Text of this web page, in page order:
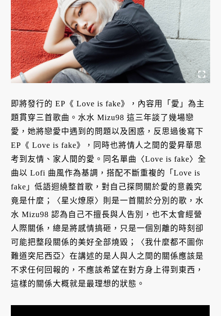
即將發行的 EP《 Love is fake》，內容用「愛」為主
題貫穿三首歌曲。水水 Mizu98 這三年談了幾場戀
愛，她將戀愛中遇到的問題以及困惑，反思過後寫下
EP《 Love is fake》，同時也將情人之間的愛昇華思
考到友情、家人間的愛。同名單曲〈Love is fake〉全
曲以 Lofi 曲風作為基調，搭配不斷重複的「Love is
fake」低語迴繞整首歌，對自己探問關於愛的意義究
竟是什麼；〈星火燎原〉則是一首關於分別的歌，水
水 Mizu98 認為自己不擅長與人告別，也不太會經營
人際關係，總是將感情搞砸，只是一個別離的時刻卻
可能把整段關係的美好全部燒毀；〈我什麼都不圖你
難道突尼西亞〉在講述的是人與人之間的關係應該是
不求任何回報的，不應該希望在對方身上得到東西，
這樣的關係大概就是最理想的狀態。